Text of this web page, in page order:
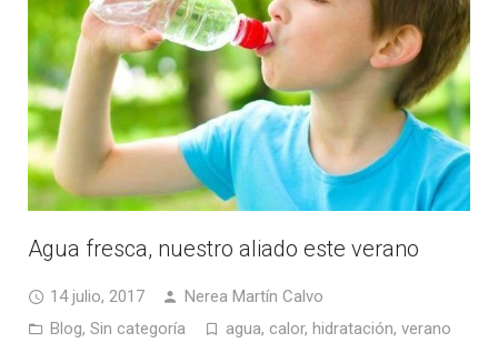
Agua fresca, nuestro aliado este verano
14 julio, 2017
Nerea Martín Calvo
Blog, Sin categoría agua, calor, hidratación, verano